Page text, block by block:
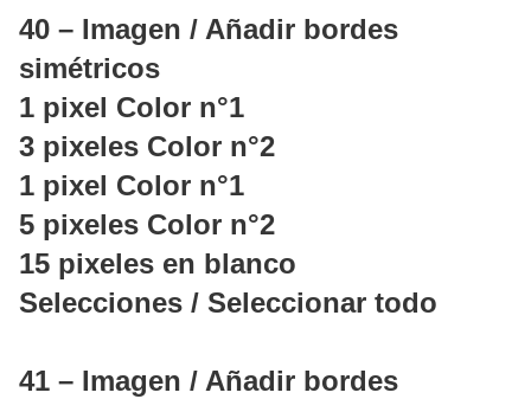
40 – Imagen / Añadir bordes
simétricos
1 pixel Color n°1
3 pixeles Color n°2
1 pixel Color n°1
5 pixeles Color n°2
15 pixeles en blanco
Selecciones / Seleccionar todo
41 – Imagen / Añadir bordes